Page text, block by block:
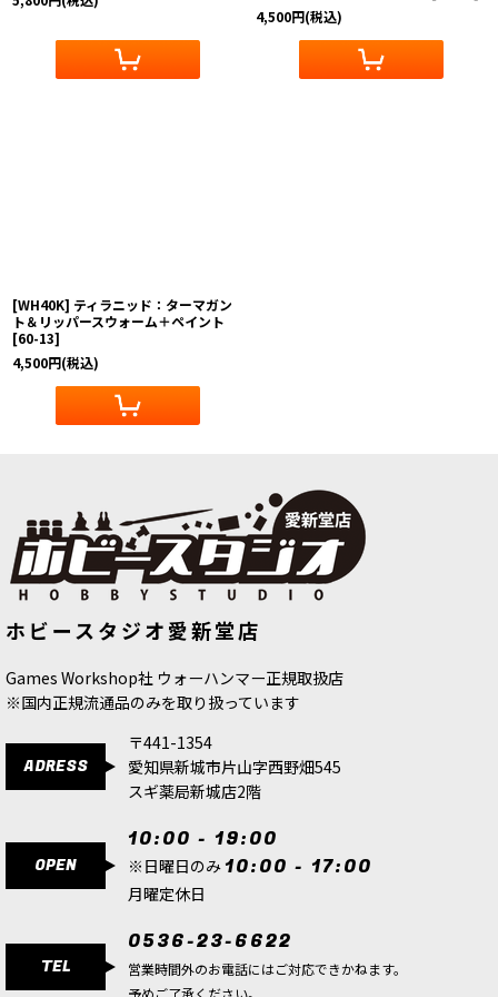
4,500円(税込)
[WH40K] ティラニッド：ターマガン
ト＆リッパースウォーム＋ペイント
[60-13]
4,500円(税込)
ホビースタジオ愛新堂店
Games Workshop社 ウォーハンマー正規取扱店
※国内正規流通品のみを取り扱っています
ADRESS
〒441-1354
愛知県新城市片山字西野畑545
スギ薬局新城店2階
OPEN
10:00 - 19:00
※日曜日のみ 10:00 - 17:00
月曜定休日
TEL
0536-23-6622
営業時間外のお電話にはご対応できかねます。